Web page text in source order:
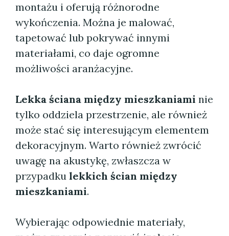
montażu i oferują różnorodne
wykończenia. Można je malować,
tapetować lub pokrywać innymi
materiałami, co daje ogromne
możliwości aranżacyjne.
Lekka ściana między mieszkaniami nie
tylko oddziela przestrzenie, ale również
może stać się interesującym elementem
dekoracyjnym. Warto również zwrócić
uwagę na akustykę, zwłaszcza w
przypadku lekkich ścian między
mieszkaniami.
Wybierając odpowiednie materiały,